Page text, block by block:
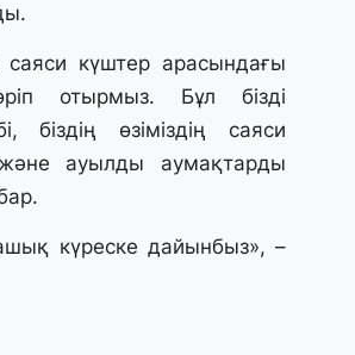
саяси күштер арасындағы
отырмыз. Бұл бізді
біздің өзіміздің саяси
ауылды аумақтарды
күреске дайынбыз», –